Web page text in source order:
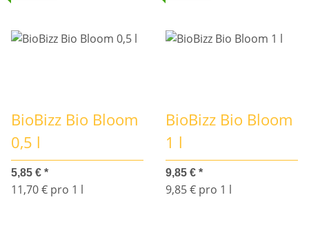
BioBizz Bio Bloom
0,5 l
5,85 € *
11,70 € pro 1 l
BioBizz Bio Bloom
1 l
9,85 € *
9,85 € pro 1 l